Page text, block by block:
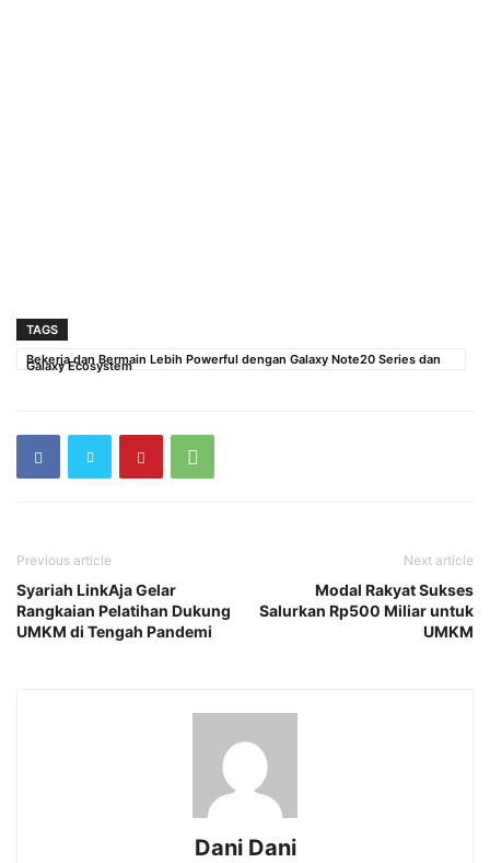
TAGS
Bekerja dan Bermain Lebih Powerful dengan Galaxy Note20 Series dan
Galaxy Ecosystem
Previous article
Syariah LinkAja Gelar
Rangkaian Pelatihan Dukung
UMKM di Tengah Pandemi
Next article
Modal Rakyat Sukses
Salurkan Rp500 Miliar untuk
UMKM
Dani Dani